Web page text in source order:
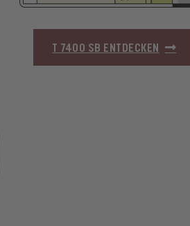
T 7400 SB ENTDECKEN